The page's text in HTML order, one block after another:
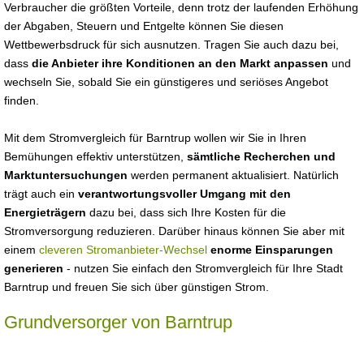
Verbraucher die größten Vorteile, denn trotz der laufenden Erhöhung
der Abgaben, Steuern und Entgelte können Sie diesen
Wettbewerbsdruck für sich ausnutzen. Tragen Sie auch dazu bei,
dass die Anbieter ihre Konditionen an den Markt anpassen und
wechseln Sie, sobald Sie ein günstigeres und seriöses Angebot
finden.
Mit dem Stromvergleich für Barntrup wollen wir Sie in Ihren
Bemühungen effektiv unterstützen, sämtliche Recherchen und
Marktuntersuchungen werden permanent aktualisiert. Natürlich
trägt auch ein verantwortungsvoller Umgang mit den
Energieträgern dazu bei, dass sich Ihre Kosten für die
Stromversorgung reduzieren. Darüber hinaus können Sie aber mit
einem cleveren Stromanbieter-Wechsel enorme Einsparungen
generieren - nutzen Sie einfach den Stromvergleich für Ihre Stadt
Barntrup und freuen Sie sich über günstigen Strom.
Grundversorger von Barntrup